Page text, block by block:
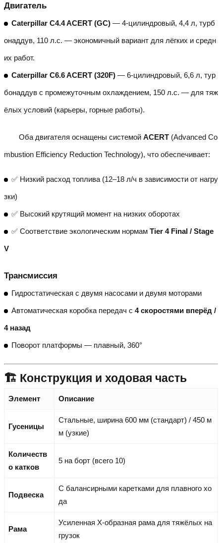
Двигатель
Caterpillar C4.4 ACERT (GC) — 4-цилиндровый, 4,4 л, турб
онаддув, 110 л.с. — экономичный вариант для лёгких и средн
их работ.
Caterpillar C6.6 ACERT (320F) — 6-цилиндровый, 6,6 л, тур
бонаддув с промежуточным охлаждением, 150 л.с. — для тяж
ёлых условий (карьеры, горные работы).
Оба двигателя оснащены системой ACERT (Advanced Co
mbustion Efficiency Reduction Technology), что обеспечивает:
✅ Низкий расход топлива (12–18 л/ч в зависимости от нагру
зки)
✅ Высокий крутящий момент на низких оборотах
✅ Соответствие экологическим нормам Tier 4 Final / Stage
V
Трансмиссия
Гидростатическая с двумя насосами и двумя моторами
Автоматическая коробка передач с 4 скоростями вперёд /
4 назад
Поворот платформы — плавный, 360°
🏗️ Конструкция и ходовая часть
Элемент Описание
Гусеницы
Стальные, ширина 600 мм (стандарт) / 450 м
м (узкие)
Количеств
о катков
5 на борт (всего 10)
Подвеска
С балансирными каретками для плавного хо
да
Рама
Усиленная X-образная рама для тяжёлых на
грузок